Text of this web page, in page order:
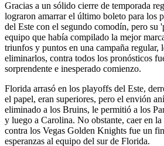
Gracias a un sólido cierre de temporada
lograron amarrar el último boleto para los
del Este con el segundo comodín, pero su
equipo que había compilado la mejor
triunfos y puntos en una campaña regular,
eliminarlos, contra todos los pronósticos
sorprendente e inesperado comienzo.
Florida arrasó en los playoffs del Este,
el papel, eran superiores, pero el envión
eliminado a los Bruins, le permitió a los
y luego a Carolina. No obstante, caer en
contra los Vegas Golden Knights fue un
esperanzas al equipo del sur de Florida.